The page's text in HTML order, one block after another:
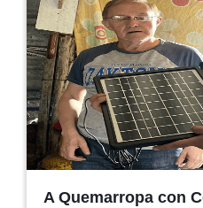
A Quemarropa con